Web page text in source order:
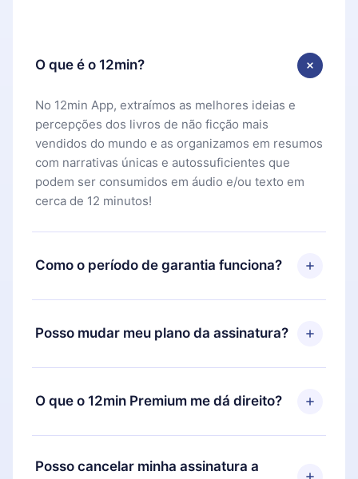
O que é o 12min?
No 12min App, extraímos as melhores ideias e
percepções dos livros de não ficção mais
vendidos do mundo e as organizamos em resumos
com narrativas únicas e autossuficientes que
podem ser consumidos em áudio e/ou texto em
cerca de 12 minutos!
Como o período de garantia funciona?
Você pode baixar nosso aplicativo e começar a
aproveitar nossa biblioteca. Se por algum motivo
não ficar satisfeito com nossa plataforma, basta
e solicitar o reembolso do valor. Você receberá
Posso mudar meu plano da assinatura?
Sim, mas a mudança só se aplicará a partir do
próximo período de cobrança. Por exemplo, se
você decidiu mudar sua assinatura mensal para
após o aniversário de cobrança daquele mês.
O que o 12min Premium me dá direito?
O 12min Premium é um plano que te garante
acesso a toda nossa biblioteca de 2500+ títulos
Posso cancelar minha assinatura a